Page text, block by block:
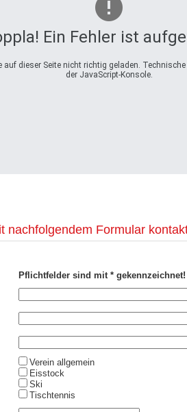
Ein Fehler ist
auf dieser Seite nicht richtig geladen.
der JavaScript-Konsole.
nachfolgendem Formular
Pflichtfelder sind mit * gekennzeichnet!
Verein allgemein
Eisstock
Ski
Tischtennis